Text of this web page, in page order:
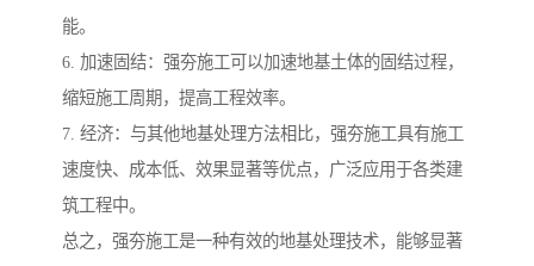
能。
6. 加速固结：强夯施工可以加速地基土体的固结过程，
缩短施工周期，提高工程效率。
7. 经济：与其他地基处理方法相比，强夯施工具有施工
速度快、成本低、效果显著等优点，广泛应用于各类建
筑工程中。
总之，强夯施工是一种有效的地基处理技术，能够显著